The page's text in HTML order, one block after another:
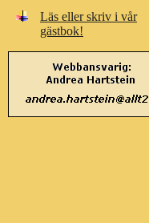
Läs eller skriv i vår
gästbok!